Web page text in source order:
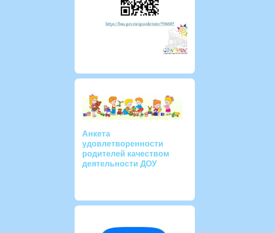
Анкета
удовлетворенности
родителей качеством
деятельности ДОУ